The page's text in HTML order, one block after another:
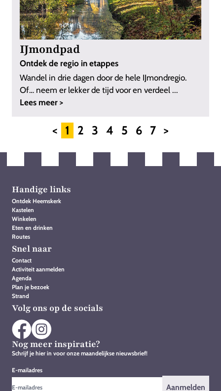
IJmondpad
Ontdek de regio in etappes
Wandel in drie dagen door de hele IJmondregio.
Of… neem er lekker de tijd voor en verdeel ...
Lees meer >
< 1 2 3 4 5 6 7 >
Handige links
Ontdek Heemskerk
Kastelen
Winkelen
Eten en drinken
Routes
Snel naar
Contact
Activiteit aanmelden
Agenda
Plan je bezoek
Strand
Volg ons op de socials
Nog meer inspiratie?
Schrijf je hier in voor onze maandelijkse nieuwsbrief!
E-mailadres
Aanmelden